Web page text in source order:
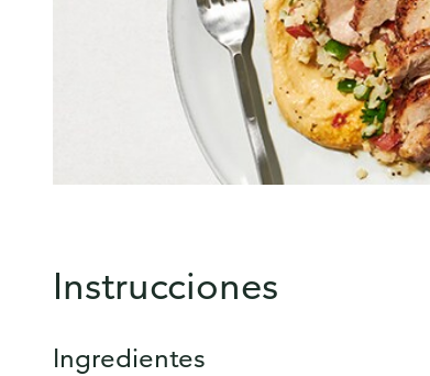
Instrucciones
Ingredientes